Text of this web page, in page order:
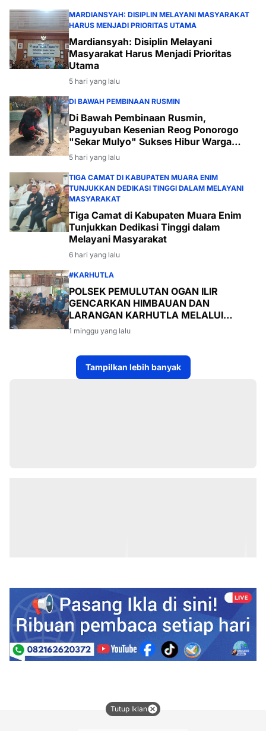
MARDIANSYAH: DISIPLIN MELAYANI MASYARAKAT
HARUS MENJADI PRIORITAS UTAMA
Mardiansyah: Disiplin Melayani
Masyarakat Harus Menjadi Prioritas
Utama
5 hari yang lalu
DI BAWAH PEMBINAAN RUSMIN
Di Bawah Pembinaan Rusmin,
Paguyuban Kesenian Reog Ponorogo
"Sekar Mulyo" Sukses Hibur Warga
Desa Payabakal
5 hari yang lalu
TIGA CAMAT DI KABUPATEN MUARA ENIM
TUNJUKKAN DEDIKASI TINGGI DALAM MELAYANI
MASYARAKAT
Tiga Camat di Kabupaten Muara Enim
Tunjukkan Dedikasi Tinggi dalam
Melayani Masyarakat
6 hari yang lalu
#KARHUTLA
POLSEK PEMULUTAN OGAN ILIR
GENCARKAN HIMBAUAN DAN
LARANGAN KARHUTLA MELALUI
PROGRAM TSKD (TOURING SAMBANG
KE DESA-DESA
1 minggu yang lalu
Tampilkan lebih banyak
Tutup Iklan